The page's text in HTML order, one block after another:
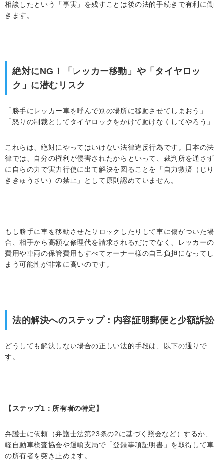
相談したという「事実」を残すことは後の法的手続きで有利に働
きます。
絶対にNG！「レッカー移動」や「タイヤロッ
ク」に潜むリスク
「勝手にレッカー車を呼んで別の場所に移動させてしまおう」
「怒りの制裁としてタイヤロックをかけて動けなくしてやろう」
これらは、絶対にやってはいけない法律違反行為です。日本の法
律では、自分の権利が侵害されたからといって、裁判所を通さず
に自らの力で実力行使に出て解決を図ることを「自力救済（じり
ききゅうさい）の禁止」として原則認めていません。
もし勝手に車を移動させたりロックしたりして車に傷がついた場
合、相手から高額な修理代を請求されるだけでなく、レッカーの
費用や車両の保管費用もすべてオーナー様の自己負担になってし
まう可能性が非常に高いのです。
法的解決へのステップ：内容証明郵便と少額訴訟
どうしても解決しない場合の正しい法的手段は、以下の通りで
す。
【ステップ1：所有者の特定】
弁護士に依頼（弁護士法第23条の2に基づく照会など）するか、
軽自動車検査協会や運輸支局で「登録事項証明書」を取得して車
の所有者を突き止めます。